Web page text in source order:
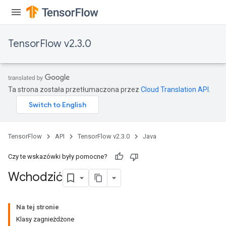
TensorFlow v2.3.0
Ta strona została przetłumaczona przez Cloud Translation API
TensorFlow API TensorFlow v2.3.0 Java
Czy te wskazówki były pomocne?
Wchodzić
Na tej stronie
Klasy zagnieżdżone